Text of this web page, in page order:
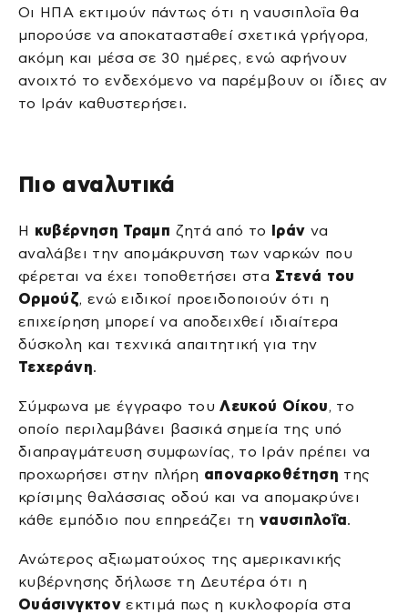
Οι ΗΠΑ εκτιμούν πάντως ότι η ναυσιπλοΐα θα
μπορούσε να αποκατασταθεί σχετικά γρήγορα,
ακόμη και μέσα σε 30 ημέρες, ενώ αφήνουν
ανοιχτό το ενδεχόμενο να παρέμβουν οι ίδιες αν
το Ιράν καθυστερήσει.
Πιο αναλυτικά
Η κυβέρνηση Τραμπ ζητά από το Ιράν να
αναλάβει την απομάκρυνση των ναρκών που
φέρεται να έχει τοποθετήσει στα Στενά του
Ορμούζ, ενώ ειδικοί προειδοποιούν ότι η
επιχείρηση μπορεί να αποδειχθεί ιδιαίτερα
δύσκολη και τεχνικά απαιτητική για την
Τεχεράνη.
Σύμφωνα με έγγραφο τουΛευκού Οίκου, το
οποίο περιλαμβάνει βασικά σημεία της υπό
διαπραγμάτευση συμφωνίας, το Ιράν πρέπει να
προχωρήσει στην πλήρη αποναρκοθέτηση της
κρίσιμης θαλάσσιας οδού και να απομακρύνει
κάθε εμπόδιο που επηρεάζει τη ναυσιπλοΐα.
Ανώτερος αξιωματούχος της αμερικανικής
κυβέρνησης δήλωσε τη Δευτέρα ότι η
Ουάσινγκτονεκτιμά πως η κυκλοφορία στα